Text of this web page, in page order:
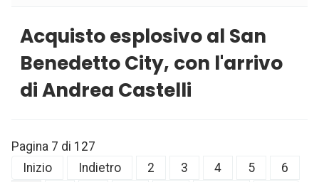
Acquisto esplosivo al San
Benedetto City, con l'arrivo
di Andrea Castelli
Pagina 7 di 127
Inizio
Indietro 2 3 4 5
6